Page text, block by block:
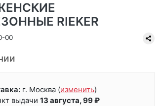
RIEKER
00
г. Москва (изменить)
выдачи 13 августа, 99 ₽